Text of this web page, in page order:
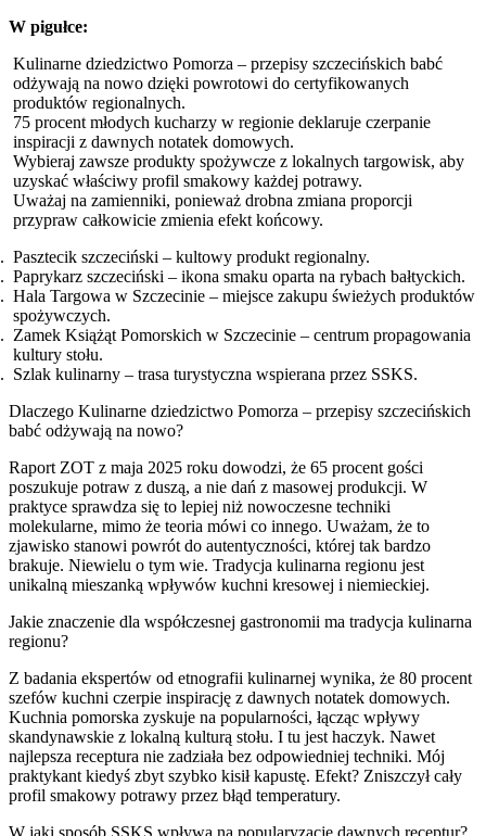
W pigułce:
Kulinarne dziedzictwo Pomorza – przepisy szczecińskich babć
odżywają na nowo dzięki powrotowi do certyfikowanych
produktów regionalnych.
75 procent młodych kucharzy w regionie deklaruje czerpanie
inspiracji z dawnych notatek domowych.
Wybieraj zawsze produkty spożywcze z lokalnych targowisk, aby
uzyskać właściwy profil smakowy każdej potrawy.
Uważaj na zamienniki, ponieważ drobna zmiana proporcji
przypraw całkowicie zmienia efekt końcowy.
Pasztecik szczeciński – kultowy produkt regionalny.
Paprykarz szczeciński – ikona smaku oparta na rybach bałtyckich.
Hala Targowa w Szczecinie – miejsce zakupu świeżych produktów
spożywczych.
Zamek Książąt Pomorskich w Szczecinie – centrum propagowania
kultury stołu.
Szlak kulinarny – trasa turystyczna wspierana przez SSKS.
Dlaczego Kulinarne dziedzictwo Pomorza – przepisy szczecińskich
babć odżywają na nowo?
Raport ZOT z maja 2025 roku dowodzi, że 65 procent gości
poszukuje potraw z duszą, a nie dań z masowej produkcji. W
praktyce sprawdza się to lepiej niż nowoczesne techniki
molekularne, mimo że teoria mówi co innego. Uważam, że to
zjawisko stanowi powrót do autentyczności, której tak bardzo
brakuje. Niewielu o tym wie. Tradycja kulinarna regionu jest
unikalną mieszanką wpływów kuchni kresowej i niemieckiej.
Jakie znaczenie dla współczesnej gastronomii ma tradycja kulinarna
regionu?
Z badania ekspertów od etnografii kulinarnej wynika, że 80 procent
szefów kuchni czerpie inspirację z dawnych notatek domowych.
Kuchnia pomorska zyskuje na popularności, łącząc wpływy
skandynawskie z lokalną kulturą stołu. I tu jest haczyk. Nawet
najlepsza receptura nie zadziała bez odpowiedniej techniki. Mój
praktykant kiedyś zbyt szybko kisił kapustę. Efekt? Zniszczył cały
profil smakowy potrawy przez błąd temperatury.
W jaki sposób SSKS wpływa na popularyzację dawnych receptur?